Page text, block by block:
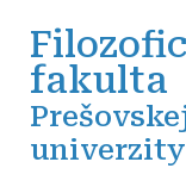
fakulta
univerzity